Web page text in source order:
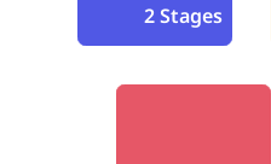
2 Stages